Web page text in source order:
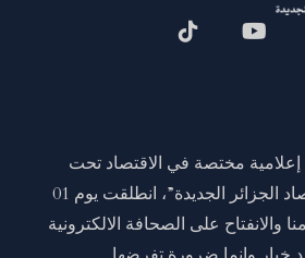
مختصة في الاقتصاد تحت
شعار “نافذة على اقتصاد الجزائر الجديدة”، انطلقت يوم 01
تزامنا والانفتاح على الصحافة الالكترونية